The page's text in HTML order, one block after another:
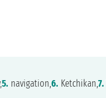
5. navigation,6. Ketchikan,7.